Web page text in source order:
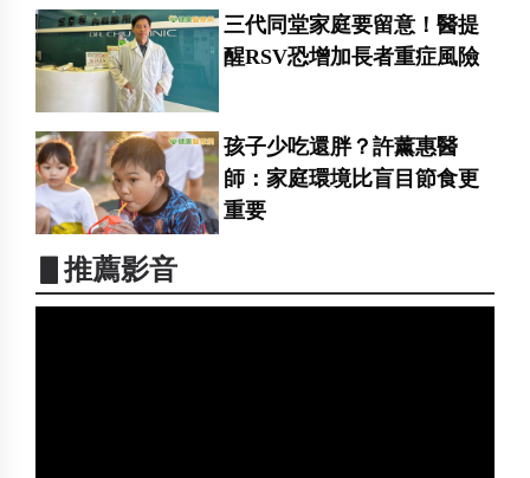
三代同堂家庭要留意！醫提
醒RSV恐增加長者重症風險
孩子少吃還胖？許薰惠醫
師：家庭環境比盲目節食更
重要
▋推薦影音